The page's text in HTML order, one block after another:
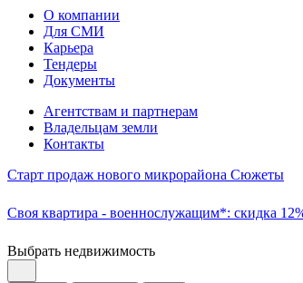
О компании
Для СМИ
Карьера
Тендеры
Документы
Агентствам и партнерам
Владельцам земли
Контакты
Старт продаж нового микрорайона Сюжеты
Своя квартира - военнослужащим*: скидка
Выбрать недвижимость